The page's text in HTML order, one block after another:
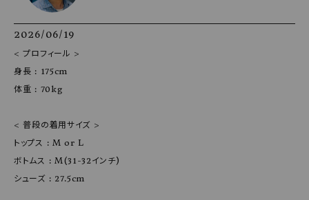
2026/06/19
< プロフィール >
身長 : 175cm
体重 : 70kg
< 普段の着用サイズ >
トップス : M or L
ボトムス : M(31-32インチ)
シューズ : 27.5cm